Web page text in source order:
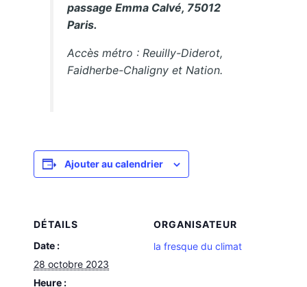
passage Emma Calvé, 75012
Paris.
Accès métro : Reuilly-Diderot,
Faidherbe-Chaligny et Nation.
Ajouter au calendrier
DÉTAILS
Date :
28 octobre 2023
Heure :
ORGANISATEUR
la fresque du climat